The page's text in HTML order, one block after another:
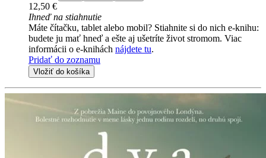
12,50 €
Ihneď na stiahnutie
Máte čítačku, tablet alebo mobil? Stiahnite si do nich e-knihu:
budete ju mať hneď a ešte aj ušetríte život stromom. Viac
informácii o e-knihách nájdete tu.
Pridať do zoznamu
Vložiť do košíka